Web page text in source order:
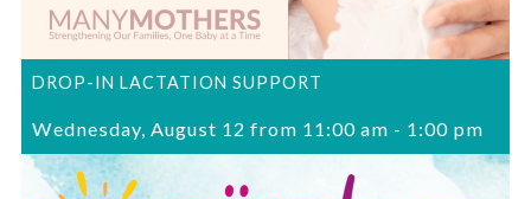
DROP-IN LACTATION SUPPORT
Wednesday, August 12 from 11:00 am - 1:00 pm